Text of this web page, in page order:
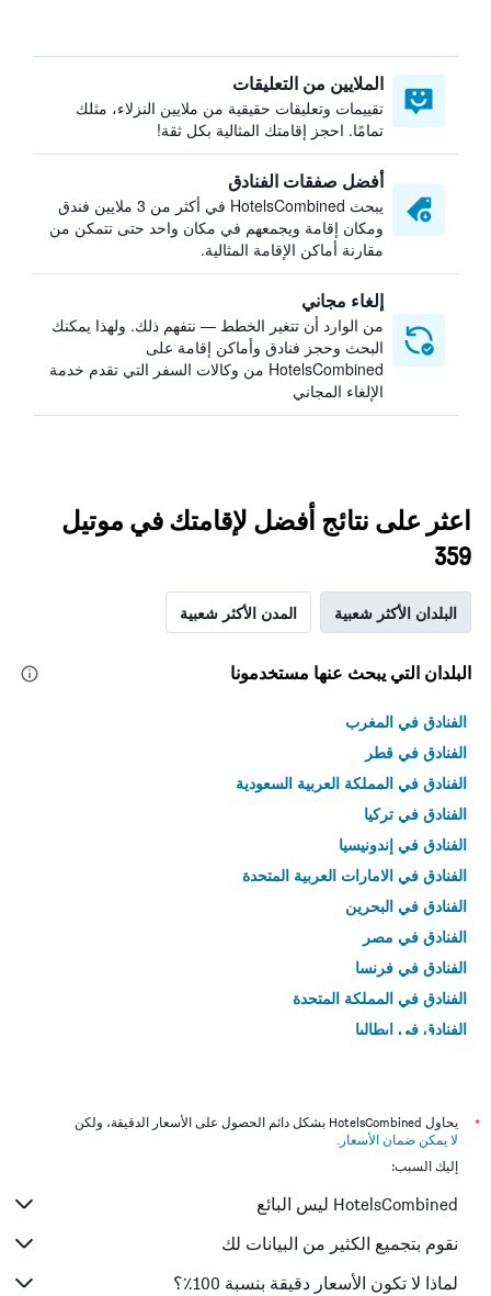
الملايين من التعليقات
تقييمات وتعليقات حقيقية من ملايين النزلاء، مثلك
تمامًا. احجز إقامتك المثالية بكل ثقة!
أفضل صفقات الفنادق
يبحث HotelsCombined في أكثر من 3 ملايين فندق
ومكان إقامة ويجمعهم في مكان واحد حتى تتمكن من
مقارنة أماكن الإقامة المثالية.
إلغاء مجاني
من الوارد أن تتغير الخطط — نتفهم ذلك. ولهذا يمكنك
البحث وحجز فنادق وأماكن إقامة على
HotelsCombined من وكالات السفر التي تقدم خدمة
الإلغاء المجاني
اعثر على نتائج أفضل لإقامتك في موتيل
359
البلدان الأكثر شعبية المدن الأكثر شعبية
البلدان التي يبحث عنها مستخدمونا
الفنادق في المغرب
الفنادق في قطر
الفنادق في المملكة العربية السعودية
الفنادق في تركيا
الفنادق في إندونيسيا
الفنادق في الامارات العربية المتحدة
الفنادق في البحرين
الفنادق في مصر
الفنادق في فرنسا
الفنادق في المملكة المتحدة
الفنادق في إيطاليا
*
يحاول HotelsCombined بشكل دائم الحصول على الأسعار الدقيقة، ولكن
لا يمكن ضمان الأسعار .
إليك السبب:
HotelsCombined ليس البائع
نقوم بتجميع الكثير من البيانات لك
لماذا لا تكون الأسعار دقيقة بنسبة 100٪؟